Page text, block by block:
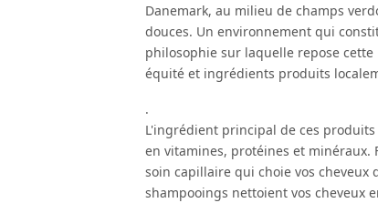
Danemark, au milieu de champs
douces. Un environnement qui
philosophie sur laquelle repose
équité et ingrédients produits
.
L'ingrédient principal de ces
en vitamines, protéines et minéraux.
soin capillaire qui choie vos cheveux
shampooings nettoient vos cheveux